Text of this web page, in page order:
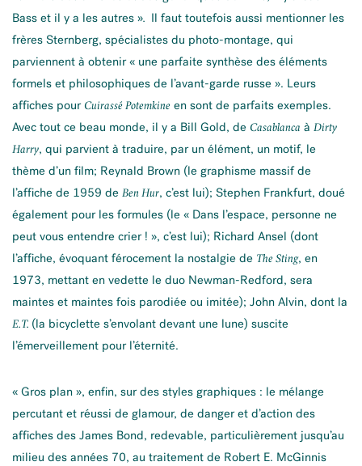
Bass et il y a les autres ». Il faut toutefois aussi mentionner les
frères Sternberg, spécialistes du photo-montage, qui
parviennent à obtenir « une parfaite synthèse des éléments
formels et philosophiques de l’avant-garde russe ». Leurs
affiches pour Cuirassé Potemkine en sont de parfaits exemples.
Avec tout ce beau monde, il y a Bill Gold, de Casablanca à Dirty
Harry, qui parvient à traduire, par un élément, un motif, le
thème d’un film; Reynald Brown (le graphisme massif de
l’affiche de 1959 de Ben Hur, c’est lui); Stephen Frankfurt, doué
également pour les formules (le « Dans l’espace, personne ne
peut vous entendre crier ! », c’est lui); Richard Ansel (dont
l’affiche, évoquant férocement la nostalgie de The Sting, en
1973, mettant en vedette le duo Newman-Redford, sera
maintes et maintes fois parodiée ou imitée); John Alvin, dont la
E.T. (la bicyclette s’envolant devant une lune) suscite
l’émerveillement pour l’éternité.
« Gros plan », enfin, sur des styles graphiques : le mélange
percutant et réussi de glamour, de danger et d’action des
affiches des James Bond, redevable, particulièrement jusqu’au
milieu des années 70, au traitement de Robert E. McGinnis